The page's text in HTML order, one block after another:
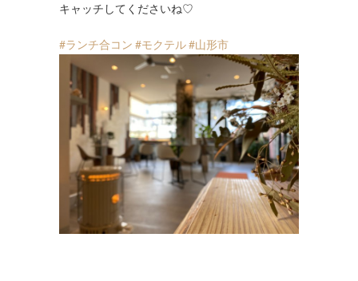
キャッチしてくださいね♡
#ランチ合コン #モクテル#山形市